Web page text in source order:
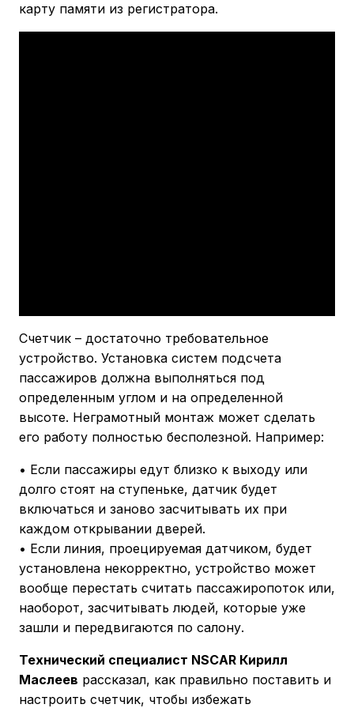
карту памяти из регистратора.
Счетчик – достаточно требовательное
устройство. Установка систем подсчета
пассажиров должна выполняться под
определенным углом и на определенной
высоте. Неграмотный монтаж может сделать
его работу полностью бесполезной. Например:
• Если пассажиры едут близко к выходу или
долго стоят на ступеньке, датчик будет
включаться и заново засчитывать их при
каждом открывании дверей.
• Если линия, проецируемая датчиком, будет
установлена некорректно, устройство может
вообще перестать считать пассажиропоток или,
наоборот, засчитывать людей, которые уже
зашли и передвигаются по салону.
Технический специалист NSCAR Кирилл
Маслеев рассказал, как правильно поставить и
настроить счетчик, чтобы избежать